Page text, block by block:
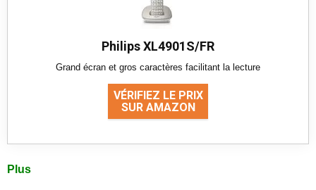
Philips XL4901S/FR
Grand écran et gros caractères facilitant la lecture
VÉRIFIEZ LE PRIX
SUR AMAZON
Plus